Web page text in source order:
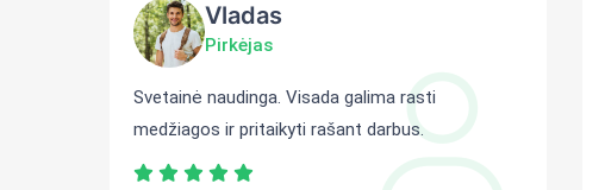
Vladas
Pirkėjas
Svetainė naudinga. Visada galima rasti
medžiagos ir pritaikyti rašant darbus.